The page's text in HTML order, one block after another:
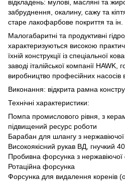
відкладень: мулові, масляні та
забруднення, окалину, сажу та
старе лакофарбове покриття та ін.
Малогабаритні та продуктивні
характеризуються високою
їхній конструкції із спеціальної
заводі італійської компанії HAWK,
виробництво професійних насосів
Виконання: відкрита рамна
Технічні характеристики:
Помпа промислового рівня, з
підвищений ресурс роботи
Барабан для шлангу з нержавіючої
Високоякісний рукав ВД, гнучкий
Пробивна форсунка з нержавіючої
Ротаційна форсунка
Форсунка для видалення коренів